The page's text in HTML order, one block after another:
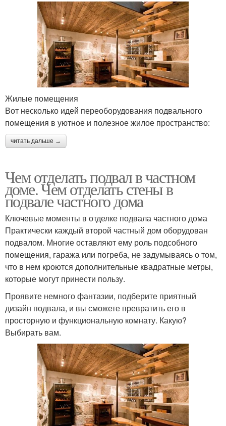
Жилые помещения
Вот несколько идей переоборудования подвального
помещения в уютное и полезное жилое пространство:
читать дальше →
Чем отделать подвал в частном
доме. Чем отделать стены в
подвале частного дома
Ключевые моменты в отделке подвала частного дома
Практически каждый второй частный дом оборудован
подвалом. Многие оставляют ему роль подсобного
помещения, гаража или погреба, не задумываясь о том,
что в нем кроются дополнительные квадратные метры,
которые могут принести пользу.
Проявите немного фантазии, подберите приятный
дизайн подвала, и вы сможете превратить его в
просторную и функциональную комнату. Какую?
Выбирать вам.